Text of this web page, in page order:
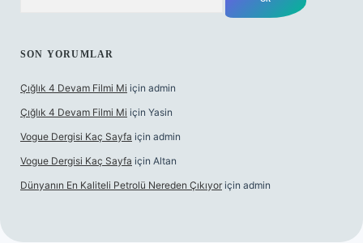
SON YORUMLAR
Çığlık 4 Devam Filmi Mi için admin
Çığlık 4 Devam Filmi Mi için Yasin
Vogue Dergisi Kaç Sayfa için admin
Vogue Dergisi Kaç Sayfa için Altan
Dünyanın En Kaliteli Petrolü Nereden Çıkıyor için admin